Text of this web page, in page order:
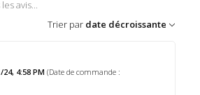
Trier par date décroissante
4:58 PM (Date de commande :